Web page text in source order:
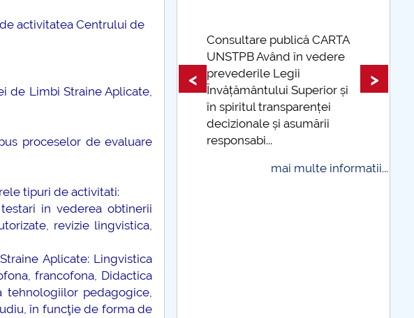
activitatea Centrului de
de Limbi Straine Aplicate,
proceselor de evaluare
tipuri de activitati:
in vederea obtinerii
revizie lingvistica,
Aplicate: Lingvistica
francofona, Didactica
tehnologiilor pedagogice,
în funcţie de forma de
Învățământului Superior și
responsabi...
Taxe de școlarizare
indexate Taxele se pot plăti
și cu cardul
mai multe
< >